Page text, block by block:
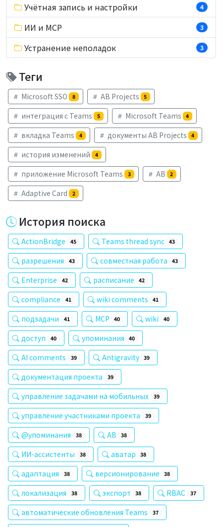
Учётная запись и настройки 4
ИИ и MCP 3
Устранение неполадок 3
Теги
Microsoft SSO 8 AB Projects 5
интеграция с Teams 5 Microsoft Teams 4
вкладка Teams 4 документы AB Projects 4
история изменений 4
приложение Microsoft Teams 3 AB 2
Adaptive Card 2
История поиска
ActionBridge 45 Teams thread sync 43
разрешения 43 совместная работа 43
Enterprise 42 расписание 42
compliance 41 wiki comments 41
подзадачи 41 MCP 40 wiki 40
доступ 40 упоминания 40
AI comments 39 Antigravity 39
документация проекта 39
управление задачами на мобильных 39
управление участниками проекта 39
@упоминания 38 AB 38
ИИ-ассистенты 38 аватар 38
адаптация 38 версионирование 38
локализация 38 экспорт 38 RBAC 37
автоматические обновления Teams 37